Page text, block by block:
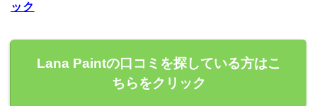
ック
Lana Paintの口コミを探している方はこ
ちらをクリック